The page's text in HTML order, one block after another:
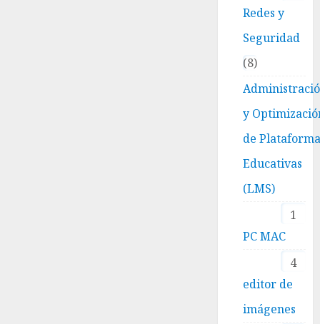
Redes y
Seguridad
8
y
de
Educativas
(LMS)
1
PC MAC
4
editor de
imágenes